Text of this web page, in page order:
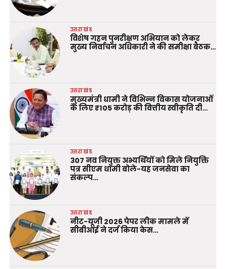
उत्तराखंड
विशेष गहन पुनरीक्षण अभियान को लेकर
मुख्य निर्वाचन अधिकारी ने की समीक्षा बैठक…
उत्तराखंड
मुख्यमंत्री धामी ने विभिन्न विकास योजनाओं
के लिए ₹105 करोड़ की वित्तीय स्वीकृति दी…
उत्तराखंड
307 नव नियुक्त अभ्यर्थियों को मिले नियुक्ति
पत्र सीएम धामी बोले-यह जनसेवा का
संकल्प…
उत्तराखंड
नीट-यूजी 2026 पेपर लीक मामले में
सीबीआई ने दर्ज किया केस…